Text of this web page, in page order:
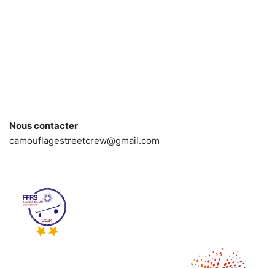
Nous contacter
camouflagestreetcrew@gmail.com